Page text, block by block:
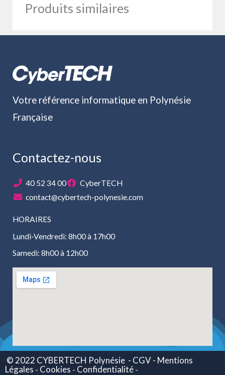
Produits similaires
Votre référence informatique en Polynésie
Française
Contactez-nous
40 52 34 00
CyberTECH
contact@cybertech-polynesie.com
HORAIRES
Lundi-Vendredi: 8h00 à 17h00
Samedi: 8h00 à 12h00
© 2022 CYBERTECH Polynésie - CGV - Mentions
Légales - Cookies - Confidentialité -